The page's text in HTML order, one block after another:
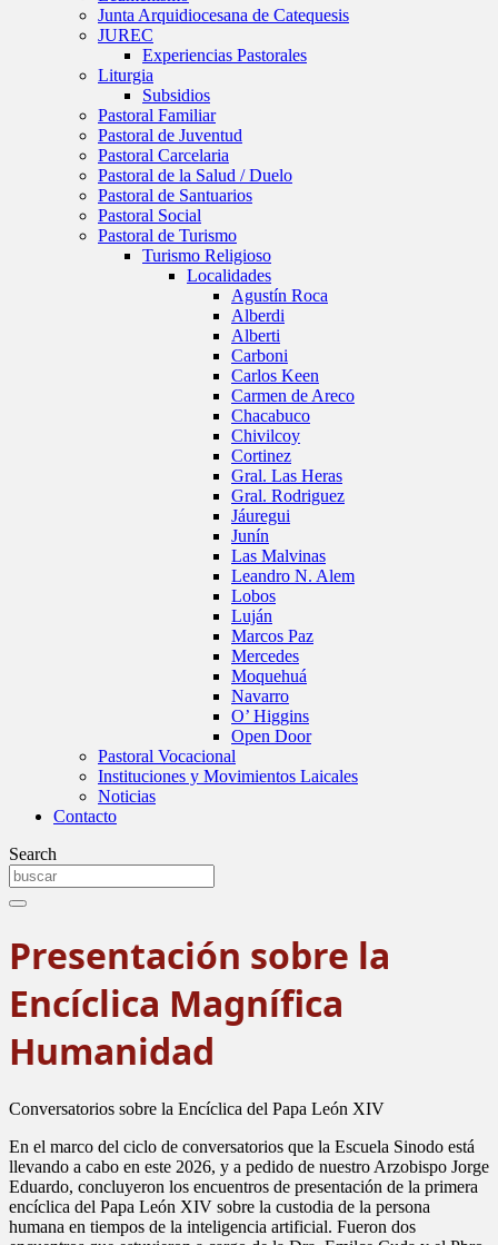
Junta Arquidiocesana de Catequesis
JUREC
Experiencias Pastorales
Liturgia
Subsidios
Pastoral Familiar
Pastoral de Juventud
Pastoral Carcelaria
Pastoral de la Salud / Duelo
Pastoral de Santuarios
Pastoral Social
Pastoral de Turismo
Turismo Religioso
Localidades
Agustín Roca
Alberdi
Alberti
Carboni
Carlos Keen
Carmen de Areco
Chacabuco
Chivilcoy
Cortinez
Gral. Las Heras
Gral. Rodriguez
Jáuregui
Junín
Las Malvinas
Leandro N. Alem
Lobos
Luján
Marcos Paz
Mercedes
Moquehuá
Navarro
O’ Higgins
Open Door
Pastoral Vocacional
Instituciones y Movimientos Laicales
Noticias
Contacto
Search
Presentación sobre la
Encíclica Magnífica
Humanidad
Conversatorios sobre la Encíclica del Papa León XIV
En el marco del ciclo de conversatorios que la Escuela Sinodo está
llevando a cabo en este 2026, y a pedido de nuestro Arzobispo Jorge
Eduardo, concluyeron los encuentros de presentación de la primera
encíclica del Papa León XIV sobre la custodia de la persona
humana en tiempos de la inteligencia artificial. Fueron dos